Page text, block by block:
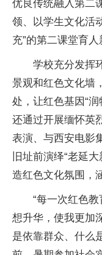
优良传统融入第二
领、以学生文化活
充”的第二课堂育人
学校充分发挥
景观和红色文化墙
处，让红色基因“
还通过开展缅怀英
表演、与西安电影
旧址前演绎“老延
造红色文化氛围，
“每一次红色
想升华，使我更加
是依靠群众、什么